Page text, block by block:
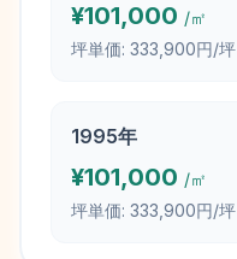
¥101,000 /㎡
坪単価: 333,900円/坪
1995年
¥101,000 /㎡
坪単価: 333,900円/坪